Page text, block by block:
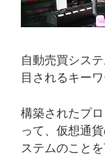
自動売買シス
目されるキーワ
構築されたプ
って、仮想通
ステムのことを